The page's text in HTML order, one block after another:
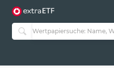
ETF-Guide 2.0
Guide Aktive ETFs